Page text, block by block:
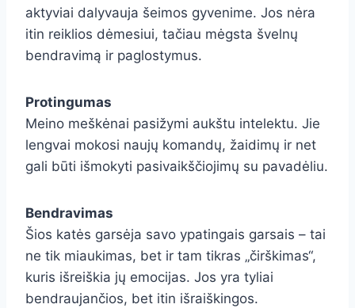
aktyviai dalyvauja šeimos gyvenime. Jos nėra
itin reiklios dėmesiui, tačiau mėgsta švelnų
bendravimą ir paglostymus.
Protingumas
Meino meškėnai pasižymi aukštu intelektu. Jie
lengvai mokosi naujų komandų, žaidimų ir net
gali būti išmokyti pasivaikščiojimų su pavadėliu.
Bendravimas
Šios katės garsėja savo ypatingais garsais – tai
ne tik miaukimas, bet ir tam tikras „čirškimas“,
kuris išreiškia jų emocijas. Jos yra tyliai
bendraujančios, bet itin išraiškingos.